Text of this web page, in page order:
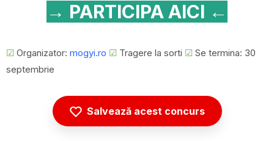
→ PARTICIPA AICI ←
☑ Organizator: mogyi.ro ☑ Tragere la sorti ☑ Se termina: 30
septembrie
Salvează acest concurs